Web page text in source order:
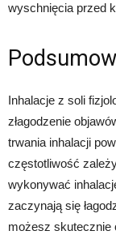
wyschnięcia przed
Inhalacje z soli
złagodzenie
trwania inhalacji
częstotliwość
wykonywać
zaczynają się
możesz skutecznie